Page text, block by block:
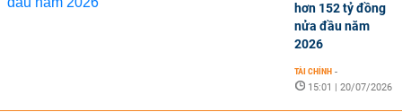
hơn 152 tỷ đồng
nửa đầu năm
2026
TÀI CHÍNH -
15:01 | 20/07/2026